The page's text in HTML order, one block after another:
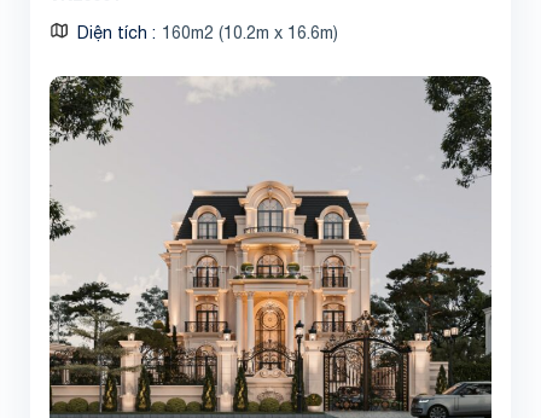
Diện tích 160m2 (10.2m x 16.6m)